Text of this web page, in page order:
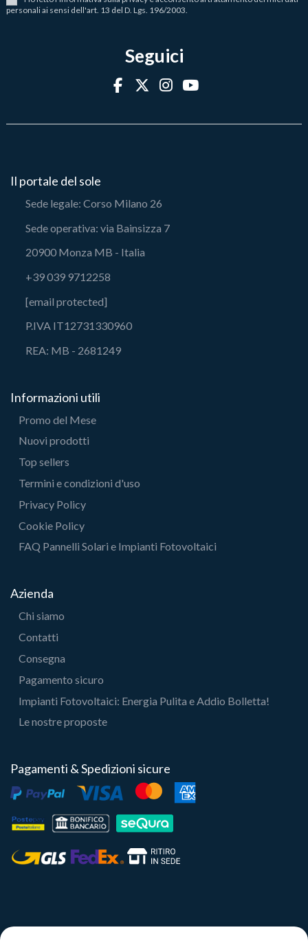
personali ai sensi dell'art. 13 del D. Lgs. 196/2003.
Seguici
Il portale del sole
Sede legale: Corso Milano 26
Sede operativa: via Bainsizza 7
20900 Monza MB - Italia
+39 039 9712258
[email protected]
P.IVA IT12731330960
REA: MB - 2681249
Informazioni utili
Promo del Mese
Nuovi prodotti
Top sellers
Termini e condizioni d'uso
Privacy Policy
Cookie Policy
FAQ Pannelli Solari e Impianti Fotovoltaici
Azienda
Chi siamo
Contatti
Consegna
Pagamento sicuro
Impianti Fotovoltaici: Energia Pulita e Addio Bolletta!
Le nostre proposte
Pagamenti & Spedizioni sicure